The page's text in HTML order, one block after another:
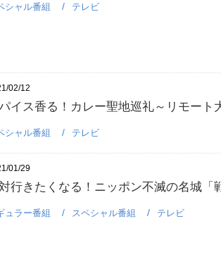
シャル番組 テレビ
02/12
イス香る！カレー聖地巡礼～リモート
シャル番組 テレビ
01/29
行きたくなる！ニッポン不滅の名城「
ュラー番組 スペシャル番組 テレビ